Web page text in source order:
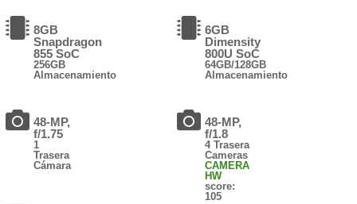
8GB
Snapdragon
855 SoC
256GB
Almacenamiento
48-MP,
f/1.75
1
Trasera
Cámara
6GB
Dimensity
800U SoC
64GB/128GB
Almacenamiento
48-MP,
f/1.8
4 Trasera
Cameras
CAMERA
HW
score:
105